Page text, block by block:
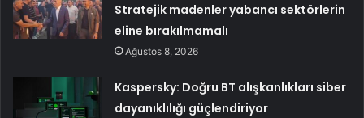
Stratejik madenler yabancı sektörlerin
eline bırakılmamalı
Ağustos 8, 2026
Kaspersky: Doğru BT alışkanlıkları siber
dayanıklılığı güçlendiriyor